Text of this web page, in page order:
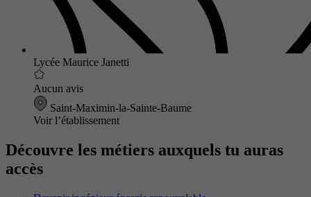
Lycée Maurice Janetti
Aucun avis
Saint-Maximin-la-Sainte-Baume
Voir l’établissement
Découvre les métiers auxquels tu auras
accès